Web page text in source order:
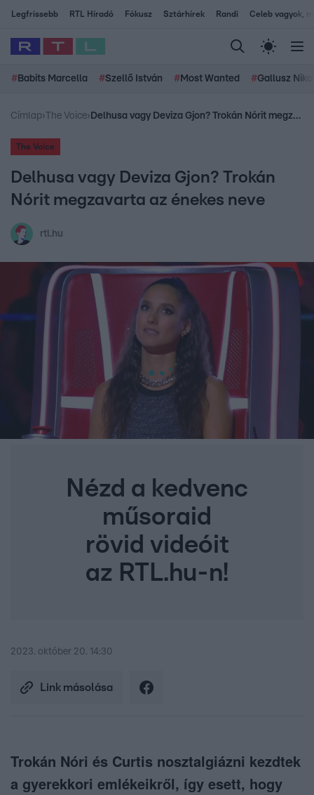
Legfrissebb RTL Híradó Fókusz Sztárhírek Randi Celeb vagyok,
# Babits Marcella #Szellő István # Most Wanted #Gallusz
Címlap› The Voice› Delhusa vagy Deviza Gjon? Trokán Nórit megzavarta az énekes neve
The Voice
Delhusa vagy Deviza Gjon? Trokán
Nórit megzavarta az énekes neve
rtl.hu
Nézd a kedvenc
műsoraid
rövid videóit
az RTL.hu-n!
2023. október 20. 14:30
Link másolása
Trokán Nóri és Curtis nosztalgiázni kezdtek
a gyerekkori emlékeikről, így esett, hogy